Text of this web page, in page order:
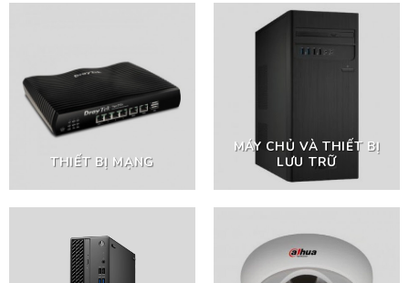
THIẾT BỊ MẠNG
MÁY CHỦ VÀ THIẾT BỊ
LƯU TRỮ